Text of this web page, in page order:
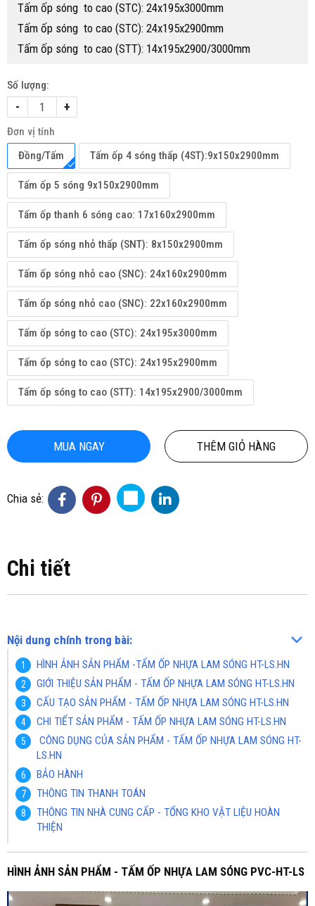
Tấm ốp sóng to cao (STC): 24x195x3000mm
Tấm ốp sóng to cao (STC): 24x195x2900mm
Tấm ốp sóng to cao (STT): 14x195x2900/3000mm
Số lượng:
- +
Đơn vị tính
Đồng/Tấm
Tấm ốp 4 sóng thấp (4ST):9x150x2900mm
Tấm ốp 5 sóng 9x150x2900mm
Tấm ốp thanh 6 sóng cao: 17x160x2900mm
Tấm ốp sóng nhỏ thấp (SNT): 8x150x2900mm
Tấm ốp sóng nhỏ cao (SNC): 24x160x2900mm
Tấm ốp sóng nhỏ cao (SNC): 22x160x2900mm
Tấm ốp sóng to cao (STC): 24x195x3000mm
Tấm ốp sóng to cao (STC): 24x195x2900mm
Tấm ốp sóng to cao (STT): 14x195x2900/3000mm
MUA NGAY THÊM GIỎ HÀNG
Chia sẻ:
Chi tiết
Nội dung chính trong bài:
HÌNH ẢNH SẢN PHẨM -TẤM ỐP NHỰA LAM SÓNG HT-LS.HN
GIỚI THIỆU SẢN PHẨM - TẤM ỐP NHỰA LAM SÓNG HT-LS.HN
CẤU TẠO SẢN PHẨM - TẤM ỐP NHỰA LAM SÓNG HT-LS.HN
CHI TIẾT SẢN PHẨM - TẤM ỐP NHỰA LAM SÓNG HT-LS.HN
CÔNG DỤNG CỦA SẢN PHẨM - TẤM ỐP NHỰA LAM SÓNG HT-
LS.HN
BẢO HÀNH
THÔNG TIN THANH TOÁN
THÔNG TIN NHÀ CUNG CẤP - TỔNG KHO VẬT LIỆU HOÀN
THIỆN
HÌNH ẢNH SẢN PHẨM - TẤM ỐP NHỰA LAM SÓNG PVC-HT-LS